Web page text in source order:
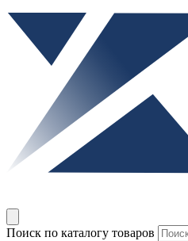
Поиск по каталогу товаров